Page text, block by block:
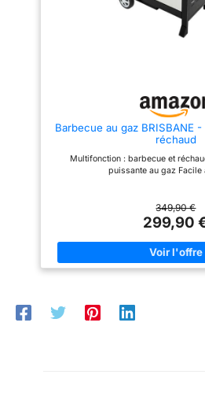
Barbecue au gaz BRISBANE
réchaud
Multifonction : barbecue et
puissante au gaz Facile
349,90 €
299,90